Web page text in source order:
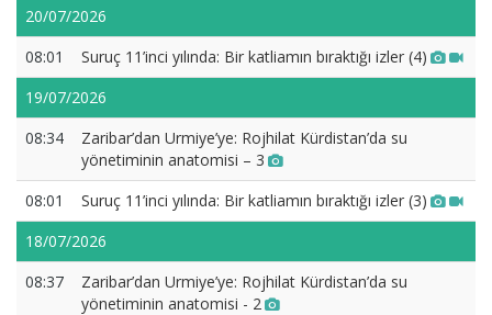
20/07/2026
08:01
Suruç 11’inci yılında: Bir katliamın bıraktığı izler (4)
19/07/2026
08:34
Zaribar’dan Urmiye’ye: Rojhilat Kürdistan’da su
yönetiminin anatomisi – 3
08:01
Suruç 11’inci yılında: Bir katliamın bıraktığı izler (3)
18/07/2026
08:37
Zaribar’dan Urmiye’ye: Rojhilat Kürdistan’da su
yönetiminin anatomisi - 2